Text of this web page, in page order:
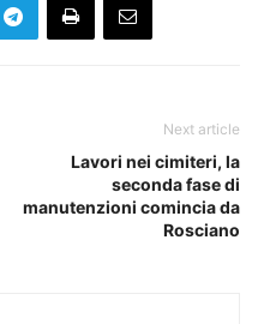
Next article
Lavori nei cimiteri, la
seconda fase di
manutenzioni comincia da
Rosciano